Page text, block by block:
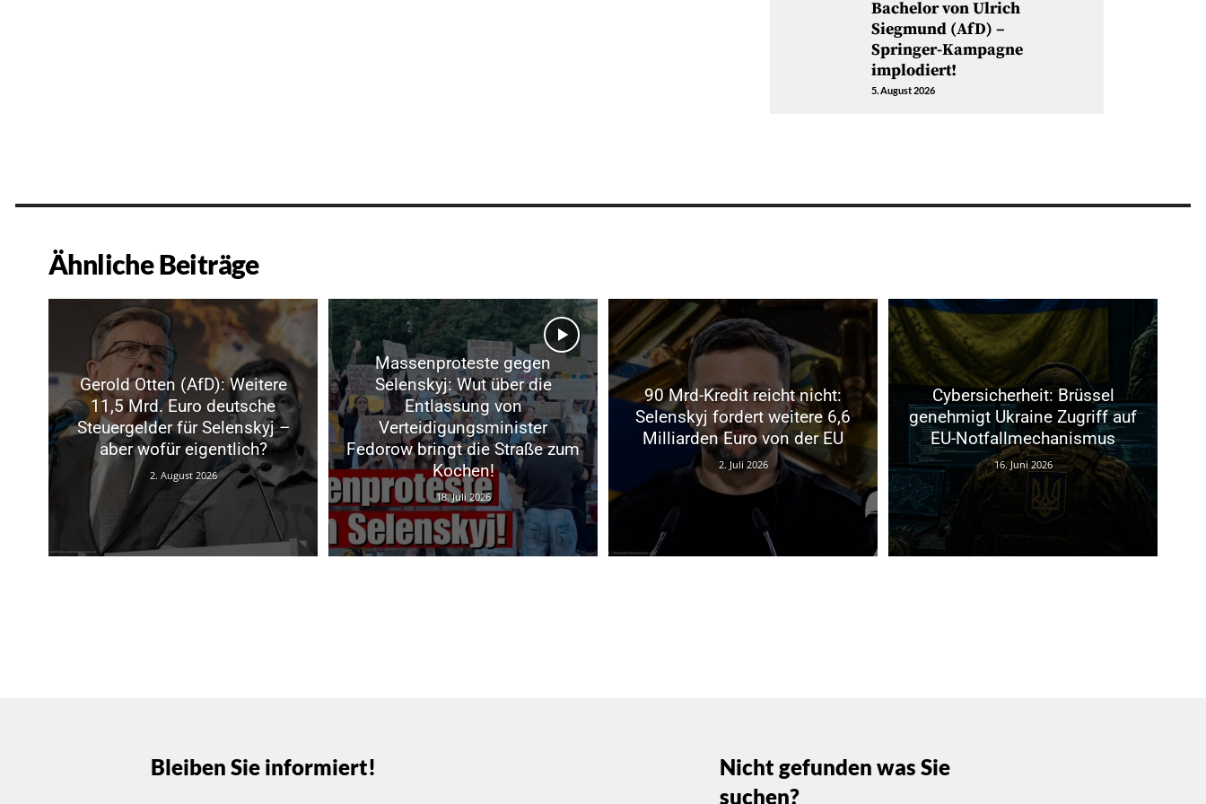
Bachelor von Ulrich
Siegmund (AfD) –
Springer-Kampagne
implodiert!
5. August 2026
Ähnliche Beiträge
Gerold Otten (AfD): Weitere
11,5 Mrd. Euro deutsche
Steuergelder für Selenskyj –
aber wofür eigentlich?
2. August 2026
Massenproteste gegen
Selenskyj: Wut über die
Entlassung von
Verteidigungsminister
Fedorow bringt die Straße zum
Kochen!
18. Juli 2026
90 Mrd-Kredit reicht nicht:
Selenskyj fordert weitere 6,6
Milliarden Euro von der EU
2. Juli 2026
Cybersicherheit: Brüssel
genehmigt Ukraine Zugriff auf
EU-Notfallmechanismus
16. Juni 2026
Bleiben Sie informiert!
Nicht gefunden was Sie
suchen?